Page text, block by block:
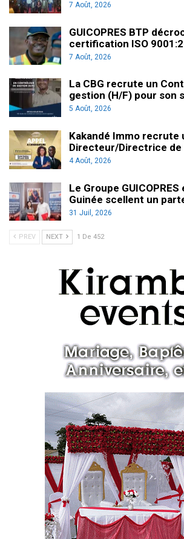
7 Août, 2026
GUICOPRES BTP
certification ISO
7 Août, 2026
La CBG recrute un
gestion (H/F) pour son
5 Août, 2026
Kakandé Immo recrute
Directeur/Directrice de
4 Août, 2026
Le Groupe GUICOPRES
Guinée scellent un
31 Juil, 2026
PREV NEXT 1 De 452